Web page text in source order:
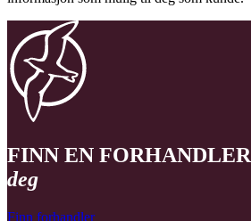
FINN EN FORHANDLER
deg
Finn forhandler